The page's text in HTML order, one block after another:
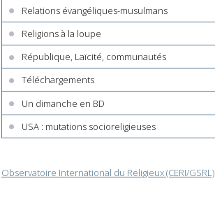
Relations évangéliques-musulmans
Religions à la loupe
République, Laïcité, communautés
Téléchargements
Un dimanche en BD
USA : mutations socioreligieuses
Observatoire International du Religieux (CERI/GSRL)